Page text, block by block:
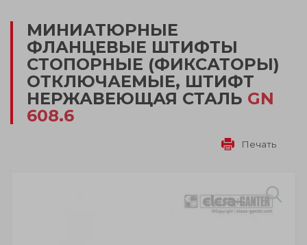
МИНИАТЮРНЫЕ
ФЛАНЦЕВЫЕ ШТИФТЫ
СТОПОРНЫЕ (ФИКСАТОРЫ)
ОТКЛЮЧАЕМЫЕ, ШТИФТ
НЕРЖАВЕЮЩАЯ СТАЛЬ GN
608.6
Печать